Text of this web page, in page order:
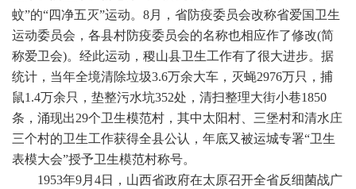
蚊”的“四净五灭”运动。8月，省防疫委员会改称省爱国卫生
运动委员会，各县村防疫委员会的名称也相应作了修改(简
称爱卫会)。经此运动，稷山县卫生工作有了很大进步。据
统计，当年全境清除垃圾3.6万余大车，灭蝇2976万只，捕
鼠1.4万余只，垫整污水坑352处，清扫整理大街小巷1850
条，涌现出29个卫生模范村，其中太阳村、三堡村和清水庄
三个村的卫生工作获得全县公认，年底又被运城专署“卫生
表模大会”授予卫生模范村称号。
1953年9月4日，山西省政府在太原召开全省反细菌战广